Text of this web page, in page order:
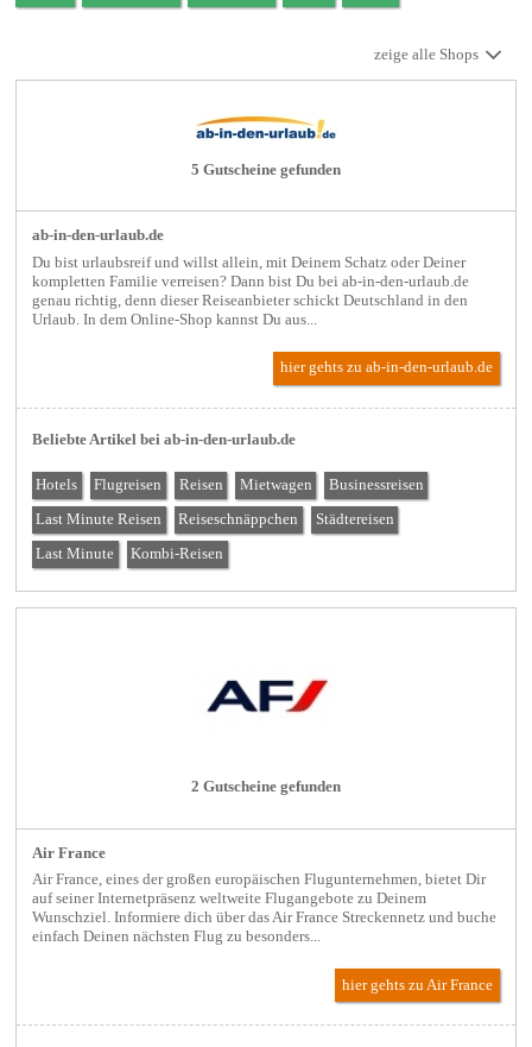
zeige alle Shops
5 Gutscheine gefunden
ab-in-den-urlaub.de
Du bist urlaubsreif und willst allein, mit Deinem Schatz oder Deiner
kompletten Familie verreisen? Dann bist Du bei ab-in-den-urlaub.de
genau richtig, denn dieser Reiseanbieter schickt Deutschland in den
Urlaub. In dem Online-Shop kannst Du aus...
hier gehts zu ab-in-den-urlaub.de
Beliebte Artikel bei ab-in-den-urlaub.de
Hotels Flugreisen Reisen Mietwagen Businessreisen
Last Minute Reisen Reiseschnäppchen Städtereisen
Last Minute Kombi-Reisen
2 Gutscheine gefunden
Air France
Air France, eines der großen europäischen Flugunternehmen, bietet Dir
auf seiner Internetpräsenz weltweite Flugangebote zu Deinem
Wunschziel. Informiere dich über das Air France Streckennetz und buche
einfach Deinen nächsten Flug zu besonders...
hier gehts zu Air France